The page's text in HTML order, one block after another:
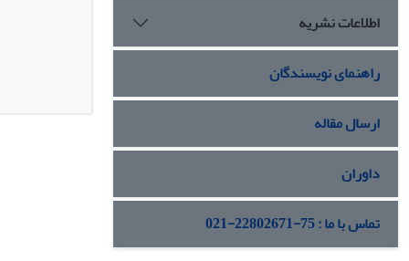
اطلاعات نشریه
راهنمای نویسندگان
ارسال مقاله
داوران
تماس با ما : 75-22802671-021